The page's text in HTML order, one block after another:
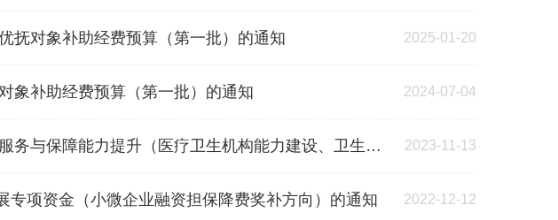
抚对象补助经费预算（第一批）的通知 2025-01-20
象补助经费预算（第一批）的通知 2024-07-04
升（医疗卫生机构能力建设、卫生健康人才培养）补助资金的通知 2023-11-13
项资金（小微企业融资担保降费奖补方向）的通知 2022-12-12